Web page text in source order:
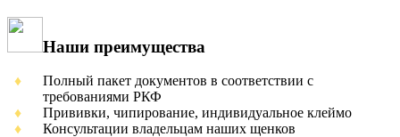
Наши преимущества
Полный пакет документов в соответствии с
требованиями РКФ
Прививки, чипирование, индивидуальное клеймо
Консультации владельцам наших щенков